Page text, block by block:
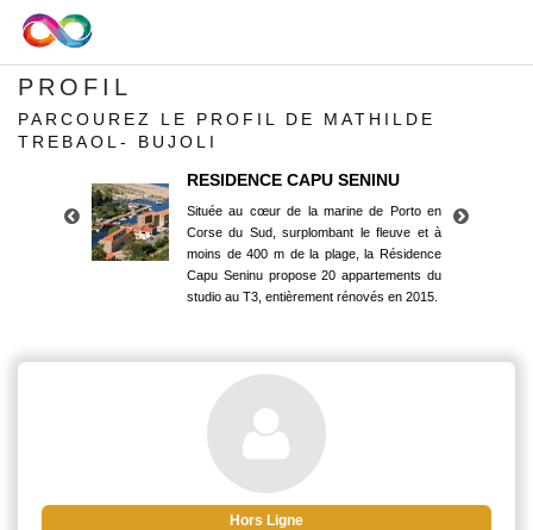
PROFIL
PARCOUREZ LE PROFIL DE MATHILDE
TREBAOL- BUJOLI
RESIDENCE CAPU SENINU
Située au cœur de la marine de Porto en
Corse du Sud, surplombant le fleuve et à
moins de 400 m de la plage, la Résidence
Capu Seninu propose 20 appartements du
studio au T3, entièrement rénovés en 2015.
Corse du Sud, surplombant le fleuve et à
moins de 400 m de la plage, la Résidence
Capu Seninu propose 20 appartements du
studio au T3, entièrement rénovés en 2015.
Hors Ligne